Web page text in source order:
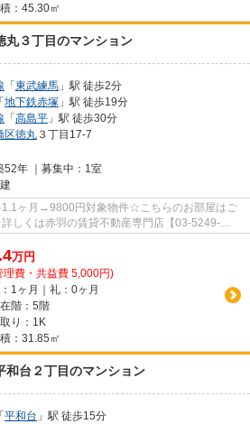
：45.30㎡
丸３丁目のマンション
「東武練馬 」駅 徒歩2分
「地下鉄赤塚 」駅 徒歩19分
「高島平 」駅 徒歩30分
区徳丸 ３丁目17-7
年 ｜募集中： 1室
1.1ヶ月→9800円対象物件☆こちらのお部屋はご
しくは赤羽の賃貸不動産専門店【03-5249-
下さい！！
万円
理費・共益費 5,000円)
1ヶ月｜礼：0ヶ月
階：5階
り：1K
：31.85㎡
和台２丁目のマンション
「平和台 」駅 徒歩15分